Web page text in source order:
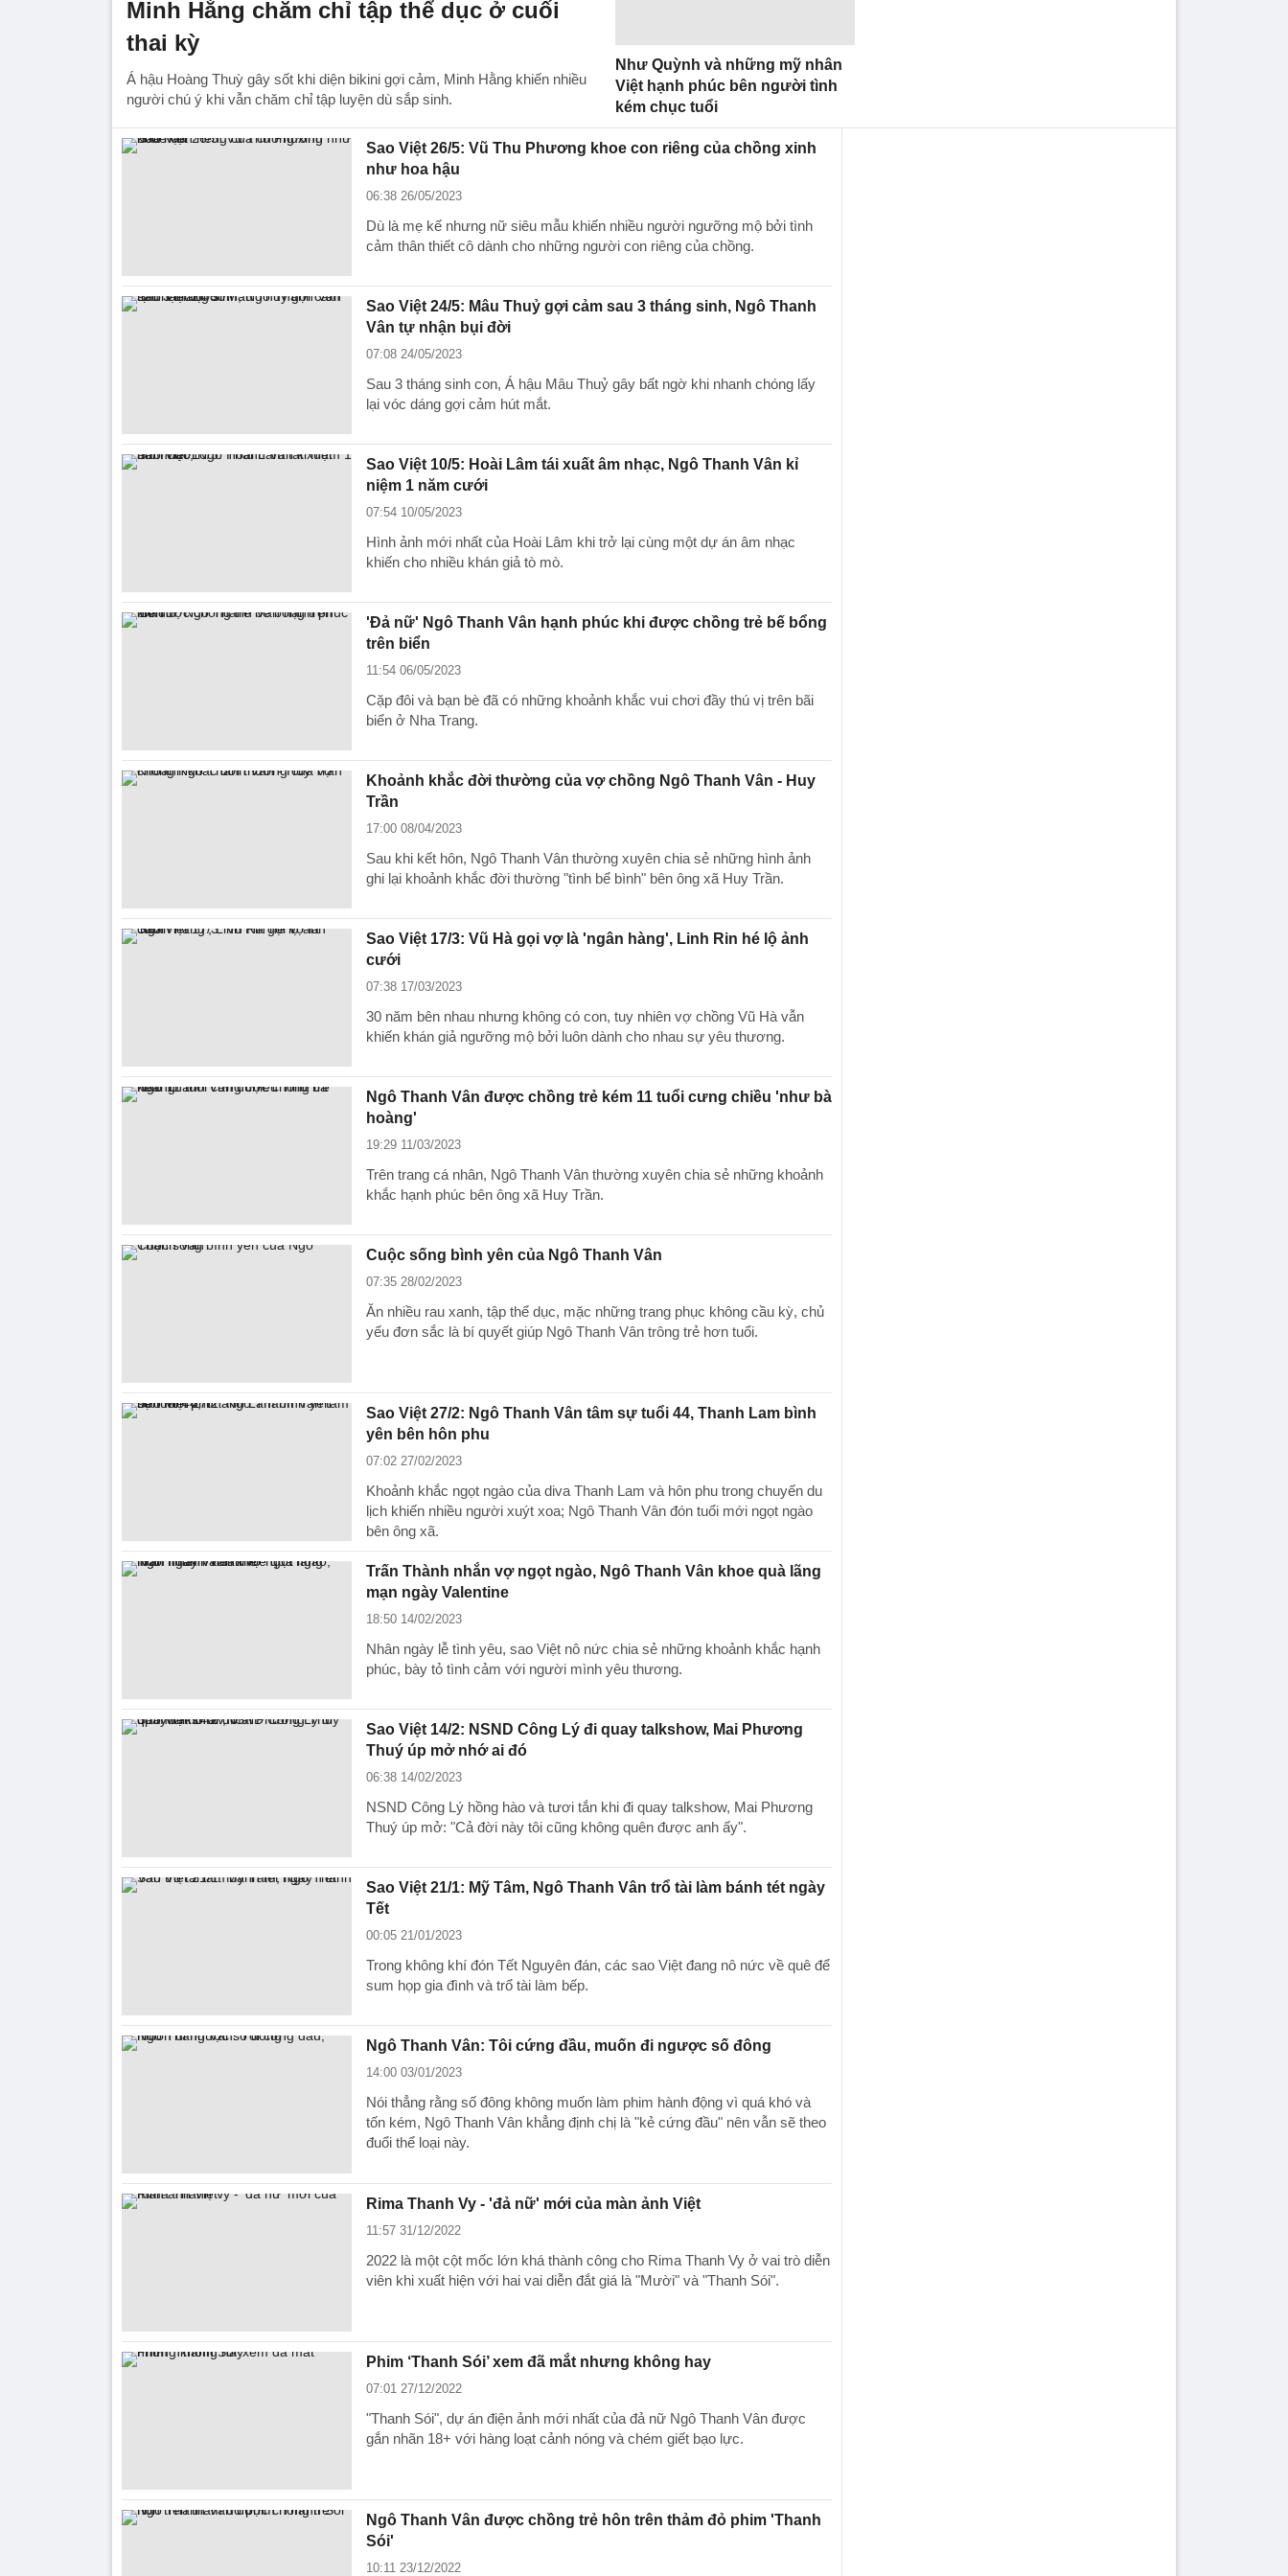
Minh Hằng chăm chỉ tập thể dục ở cuối
thai kỳ
Á hậu Hoàng Thuỳ gây sốt khi diện bikini gợi cảm, Minh Hằng khiến nhiều
người chú ý khi vẫn chăm chỉ tập luyện dù sắp sinh.
Như Quỳnh và những mỹ nhân
Việt hạnh phúc bên người tình
kém chục tuổi
Sao Việt 26/5: Vũ Thu Phương khoe con riêng của chồng xinh
như hoa hậu
06:38 26/05/2023
Dù là mẹ kế nhưng nữ siêu mẫu khiến nhiều người ngưỡng mộ bởi tình
cảm thân thiết cô dành cho những người con riêng của chồng.
Sao Việt 24/5: Mâu Thuỷ gợi cảm sau 3 tháng sinh, Ngô Thanh
Vân tự nhận bụi đời
07:08 24/05/2023
Sau 3 tháng sinh con, Á hậu Mâu Thuỷ gây bất ngờ khi nhanh chóng lấy
lại vóc dáng gợi cảm hút mắt.
Sao Việt 10/5: Hoài Lâm tái xuất âm nhạc, Ngô Thanh Vân kỉ
niệm 1 năm cưới
07:54 10/05/2023
Hình ảnh mới nhất của Hoài Lâm khi trở lại cùng một dự án âm nhạc
khiến cho nhiều khán giả tò mò.
'Đả nữ' Ngô Thanh Vân hạnh phúc khi được chồng trẻ bế bổng
trên biển
11:54 06/05/2023
Cặp đôi và bạn bè đã có những khoảnh khắc vui chơi đầy thú vị trên bãi
biển ở Nha Trang.
Khoảnh khắc đời thường của vợ chồng Ngô Thanh Vân - Huy
Trần
17:00 08/04/2023
Sau khi kết hôn, Ngô Thanh Vân thường xuyên chia sẻ những hình ảnh
ghi lại khoảnh khắc đời thường "tình bể bình" bên ông xã Huy Trần.
Sao Việt 17/3: Vũ Hà gọi vợ là 'ngân hàng', Linh Rin hé lộ ảnh
cưới
07:38 17/03/2023
30 năm bên nhau nhưng không có con, tuy nhiên vợ chồng Vũ Hà vẫn
khiến khán giả ngưỡng mộ bởi luôn dành cho nhau sự yêu thương.
Ngô Thanh Vân được chồng trẻ kém 11 tuổi cưng chiều 'như bà
hoàng'
19:29 11/03/2023
Trên trang cá nhân, Ngô Thanh Vân thường xuyên chia sẻ những khoảnh
khắc hạnh phúc bên ông xã Huy Trần.
Cuộc sống bình yên của Ngô Thanh Vân
07:35 28/02/2023
Ăn nhiều rau xanh, tập thể dục, mặc những trang phục không cầu kỳ, chủ
yếu đơn sắc là bí quyết giúp Ngô Thanh Vân trông trẻ hơn tuổi.
Sao Việt 27/2: Ngô Thanh Vân tâm sự tuổi 44, Thanh Lam bình
yên bên hôn phu
07:02 27/02/2023
Khoảnh khắc ngọt ngào của diva Thanh Lam và hôn phu trong chuyến du
lịch khiến nhiều người xuýt xoa; Ngô Thanh Vân đón tuổi mới ngọt ngào
bên ông xã.
Trấn Thành nhắn vợ ngọt ngào, Ngô Thanh Vân khoe quà lãng
mạn ngày Valentine
18:50 14/02/2023
Nhân ngày lễ tình yêu, sao Việt nô nức chia sẻ những khoảnh khắc hạnh
phúc, bày tỏ tình cảm với người mình yêu thương.
Sao Việt 14/2: NSND Công Lý đi quay talkshow, Mai Phương
Thuý úp mở nhớ ai đó
06:38 14/02/2023
NSND Công Lý hồng hào và tươi tắn khi đi quay talkshow, Mai Phương
Thuý úp mở: "Cả đời này tôi cũng không quên được anh ấy".
Sao Việt 21/1: Mỹ Tâm, Ngô Thanh Vân trổ tài làm bánh tét ngày
Tết
00:05 21/01/2023
Trong không khí đón Tết Nguyên đán, các sao Việt đang nô nức về quê để
sum họp gia đình và trổ tài làm bếp.
Ngô Thanh Vân: Tôi cứng đầu, muốn đi ngược số đông
14:00 03/01/2023
Nói thẳng rằng số đông không muốn làm phim hành động vì quá khó và
tốn kém, Ngô Thanh Vân khẳng định chị là "kẻ cứng đầu" nên vẫn sẽ theo
đuổi thể loại này.
Rima Thanh Vy - 'đả nữ' mới của màn ảnh Việt
11:57 31/12/2022
2022 là một cột mốc lớn khá thành công cho Rima Thanh Vy ở vai trò diễn
viên khi xuất hiện với hai vai diễn đắt giá là "Mười" và "Thanh Sói".
Phim ‘Thanh Sói’ xem đã mắt nhưng không hay
07:01 27/12/2022
"Thanh Sói", dự án điện ảnh mới nhất của đả nữ Ngô Thanh Vân được
gắn nhãn 18+ với hàng loạt cảnh nóng và chém giết bạo lực.
Ngô Thanh Vân được chồng trẻ hôn trên thảm đỏ phim 'Thanh
Sói'
10:11 23/12/2022